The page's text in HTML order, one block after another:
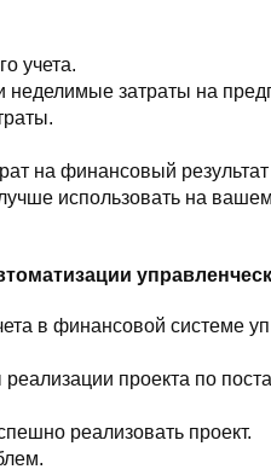
учета.
неделимые затраты на
на финансовый
использовать на
в финансовой системе
проекта по
реализовать проект.